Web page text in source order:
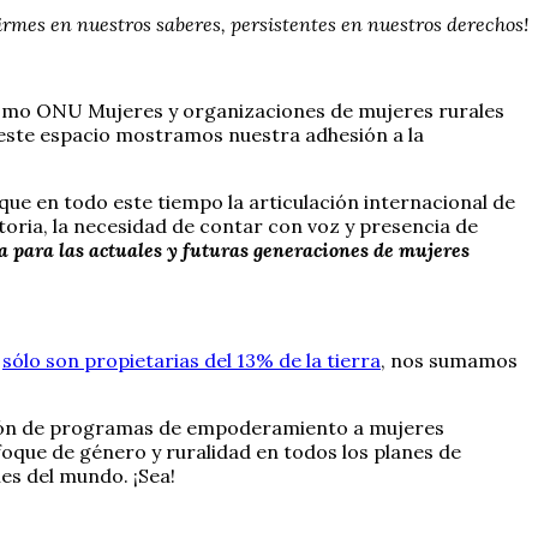
en nuestros saberes, persistentes en nuestros derechos!
ONU Mujeres y organizaciones de mujeres rurales
espacio mostramos nuestra adhesión a la
en todo este tiempo la articulación internacional de
la necesidad de contar con voz y presencia de
para las actuales y futuras generaciones de mujeres
sólo son propietarias del 13% de la tierra, nos sumamos
de programas de empoderamiento a mujeres
de género y ruralidad en todos los planes de
del mundo. ¡Sea!